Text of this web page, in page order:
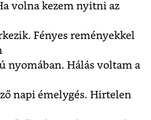
volna kezem nyitni az
Fényes reményekkel
nyomában. Hálás voltam a
napi émelygés. Hirtelen